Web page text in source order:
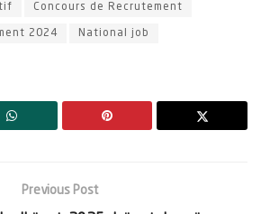
Concours de Recrutement
2024 National job
Previous Post